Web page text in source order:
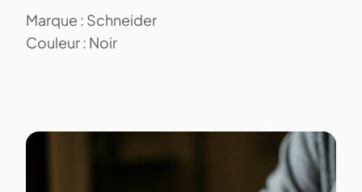
Marque : Schneider
Couleur : Noir